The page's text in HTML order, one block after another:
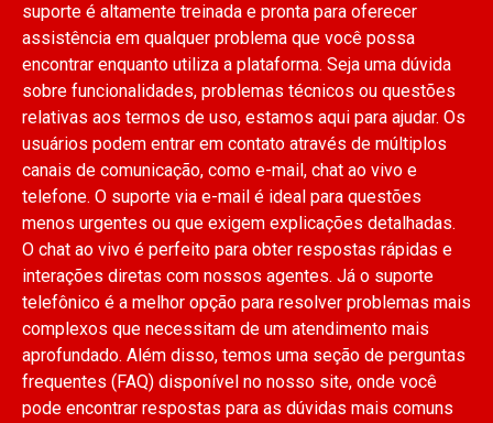
suporte é altamente treinada e pronta para oferecer
assistência em qualquer problema que você possa
encontrar enquanto utiliza a plataforma. Seja uma dúvida
sobre funcionalidades, problemas técnicos ou questões
relativas aos termos de uso, estamos aqui para ajudar. Os
usuários podem entrar em contato através de múltiplos
canais de comunicação, como e-mail, chat ao vivo e
telefone. O suporte via e-mail é ideal para questões
menos urgentes ou que exigem explicações detalhadas.
O chat ao vivo é perfeito para obter respostas rápidas e
interações diretas com nossos agentes. Já o suporte
telefônico é a melhor opção para resolver problemas mais
complexos que necessitam de um atendimento mais
aprofundado. Além disso, temos uma seção de perguntas
frequentes (FAQ) disponível no nosso site, onde você
pode encontrar respostas para as dúvidas mais comuns